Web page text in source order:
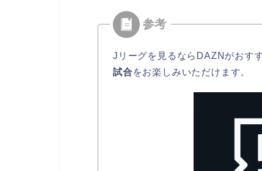
Jリーグを見るならDAZNがおす
試合をお楽しみいただけます。